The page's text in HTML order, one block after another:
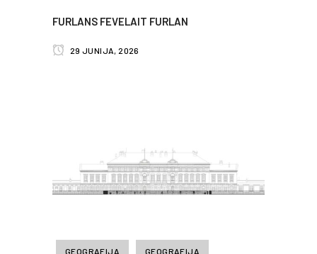
FURLANS FEVELAIT FURLAN
29 JUNIJA, 2026
GEOGRAFIJA GEOGRAFIJA